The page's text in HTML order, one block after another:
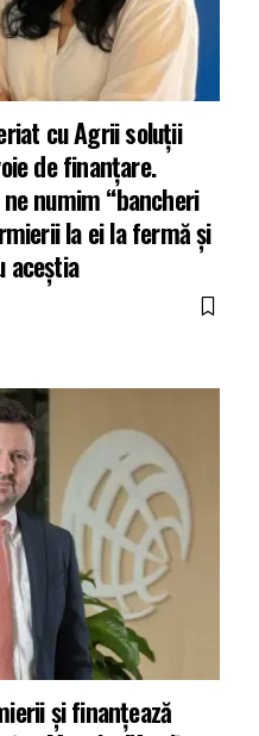
cu Agrii soluții
de finanțare.
numim “bancheri
la ei la fermă și
aceștia
și finanțează